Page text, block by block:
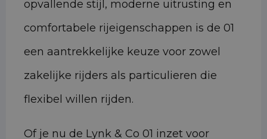
opvallende stijl, moderne uitrusting en
comfortabele rijeigenschappen is de 01
een aantrekkelijke keuze voor zowel
zakelijke rijders als particulieren die
flexibel willen rijden.
Of je nu de Lynk & Co 01 inzet voor